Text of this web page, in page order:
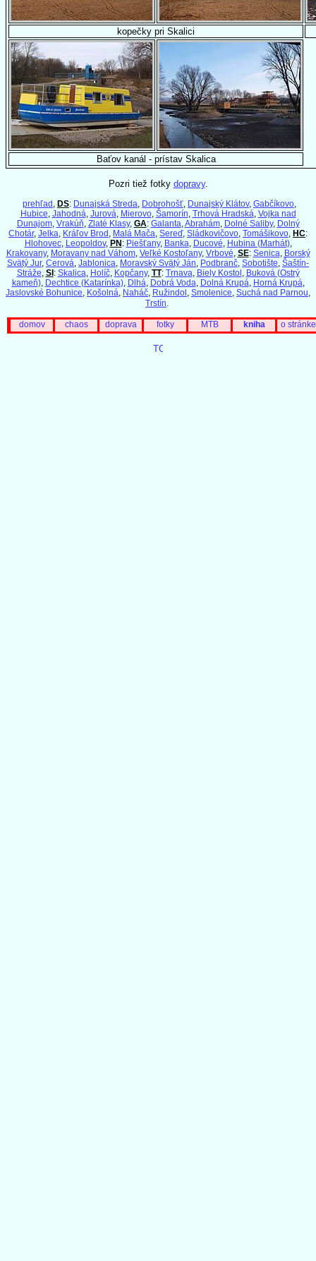
kopečky pri Skalici
Baťov kanál - prístav Skalica
Pozri tiež fotky dopravy.
prehľad , DS: Dunajská Streda, Dobrohošť, Dunajský Klátov, Gabčíkovo,
Hubice, Jahodná, Jurová, Mierovo, Šamorín, Trhová Hradská, Vojka nad
Dunajom, Vrakúň, Zlaté Klasy, GA: Galanta,Abrahám, Dolné Saliby, Dolný
Chotár, Jelka, Kráľov Brod , Malá Mača, Sereď, Sládkovičovo, Tomášikovo, HC:
Hlohovec, Leopoldov, PN : Piešťany, Banka, Ducové, Hubina (Marhát),
Krakovany, Moravany nad Váhom, Veľké Kostoľany, Vrbové, SE: Senica, Borský
Svätý Jur, Cerová, Jablonica, Moravský Svätý Ján, Podbranč, Sobotište, Šaštín-
Stráže, SI : Skalica, Holíč, Kopčany, TT: Trnava, Biely Kostol , Buková (Ostrý
kameň), Dechtice (Katarínka), Dlhá, Dobrá Voda, Dolná Krupá, Horná Krupá,
Jaslovské Bohunice, Košolná, Naháč, Ružindol , Smolenice, Suchá nad Parnou,
Trstín.
domov chaos doprava fotky MTB kniha o stránke